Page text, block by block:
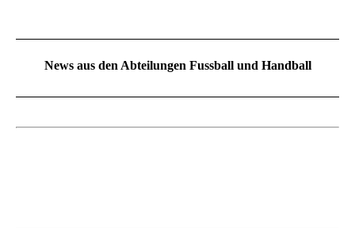
News aus den Abteilungen Fussball und Handball